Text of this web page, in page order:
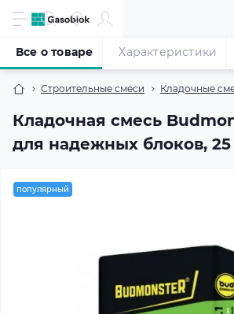
Строительные смеси Кладочные
Кладочная смесь
для надежных блоков, 25
Все о товаре Характеристики
популярный